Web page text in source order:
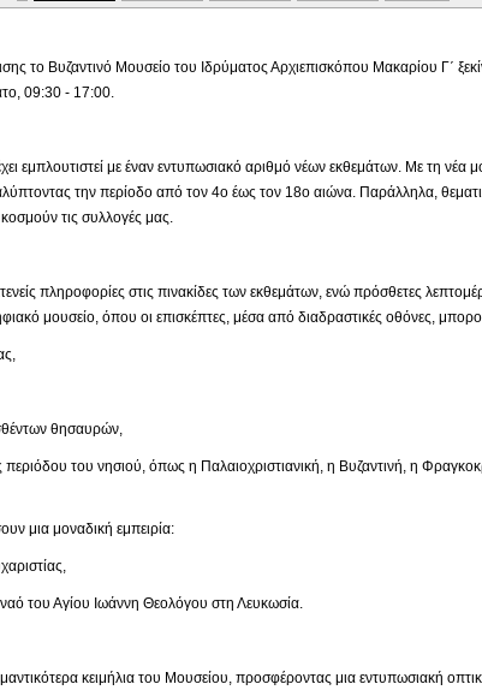
το Βυζαντινό Μουσείο του Ιδρύματος Αρχιεπισκόπου Μακαρίου Γ΄
09:30 - 17:00.
εμπλουτιστεί με έναν εντυπωσιακό αριθμό νέων εκθεμάτων. Με τη
την περίοδο από τον 4ο έως τον 18ο αιώνα. Παράλληλα,
τις συλλογές μας.
πληροφορίες στις πινακίδες των εκθεμάτων, ενώ πρόσθετες
μουσείο, όπου οι επισκέπτες, μέσα από διαδραστικές οθόνες,
θησαυρών,
του νησιού, όπως η Παλαιοχριστιανική, η Βυζαντινή, η
μια μοναδική εμπειρία:
Αγίου Ιωάννη Θεολόγου στη Λευκωσία.
κειμήλια του Μουσείου, προσφέροντας μια εντυπωσιακή